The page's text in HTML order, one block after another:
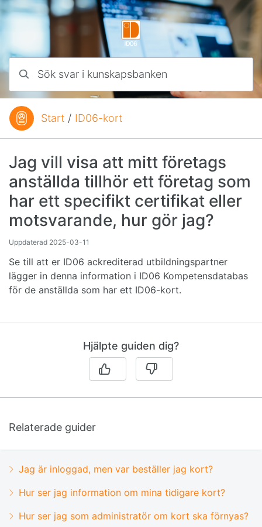
Hoppa till innehåll
Du är här:Start / ID06-kort
Jag vill visa att mitt företags
anställda tillhör ett företag som
har ett specifikt certifikat eller
motsvarande, hur gör jag?
Uppdaterad 2025-03-11
Se till att er ID06 ackrediterad utbildningspartner
lägger in denna information i ID06 Kompetensdatabas
för de anställda som har ett ID06-kort.
Hjälpte guiden dig?
Relaterade guider
Jag är inloggad, men var beställer jag kort?
Hur ser jag information om mina tidigare kort?
Hur ser jag som administratör om kort ska förnyas?